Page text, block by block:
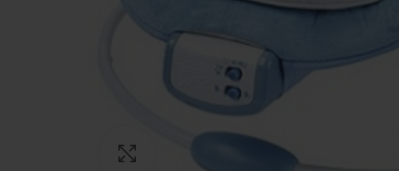
Натисніть, щоб збільшити